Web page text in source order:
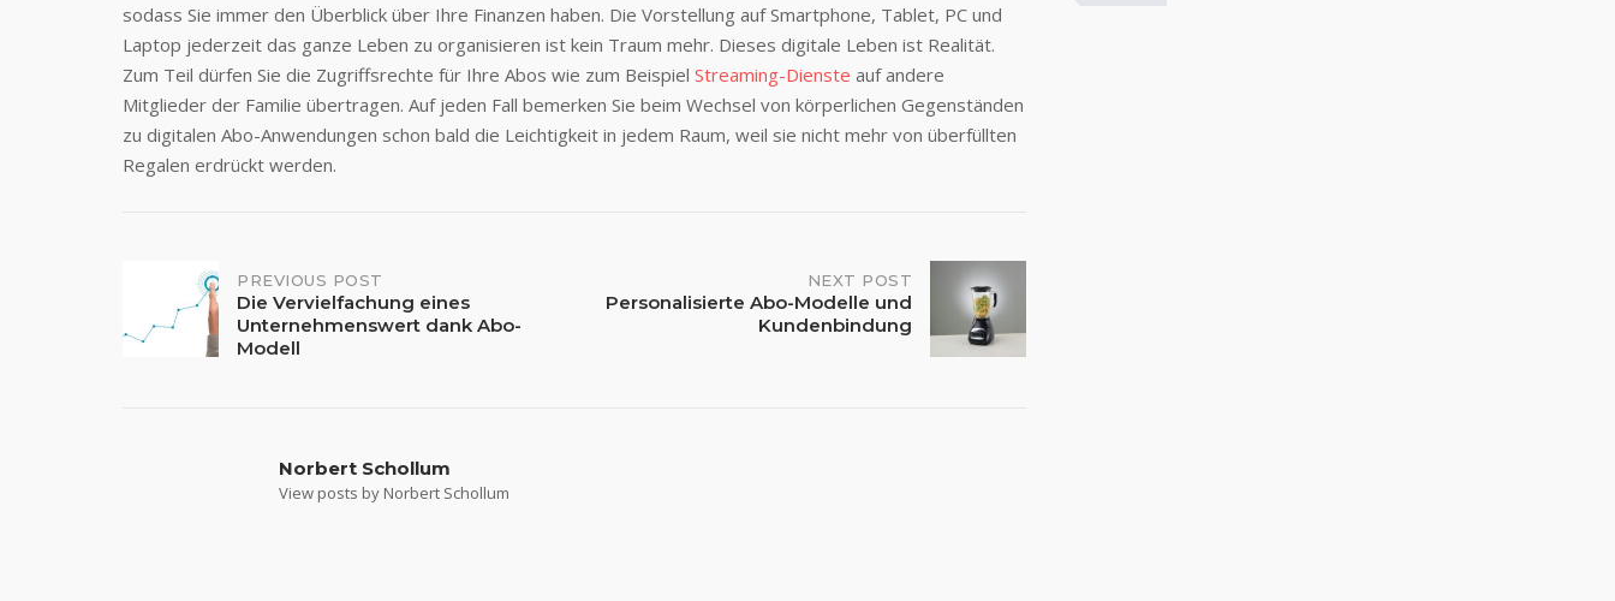
sodass Sie immer den Überblick über Ihre Finanzen haben. Die Vorstellung auf Smartphone, Tablet, PC und
Laptop jederzeit das ganze Leben zu organisieren ist kein Traum mehr. Dieses digitale Leben ist Realität.
Zum Teil dürfen Sie die Zugriffsrechte für Ihre Abos wie zum Beispiel Streaming-Dienste auf andere
Mitglieder der Familie übertragen. Auf jeden Fall bemerken Sie beim Wechsel von körperlichen Gegenständen
zu digitalen Abo-Anwendungen schon bald die Leichtigkeit in jedem Raum, weil sie nicht mehr von überfüllten
Regalen erdrückt werden.
navigation
PREVIOUS POST
Die Vervielfachung eines
Unternehmenswert dank Abo-
Modell
NEXT POST
Personalisierte Abo-Modelle und
Kundenbindung
Norbert Schollum
View posts by Norbert Schollum